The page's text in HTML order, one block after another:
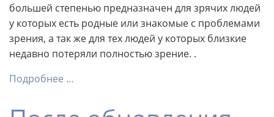
большей степенью предназначен для зрячих людей
у которых есть родные или знакомые с проблемами
зрения, а так же для тех людей у которых близкие
недавно потеряли полностью зрение. .
Подробнее …